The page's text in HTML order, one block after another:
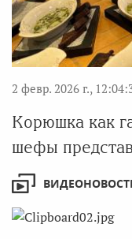
2 февр. 2026 г.,
Корюшка как
шефы